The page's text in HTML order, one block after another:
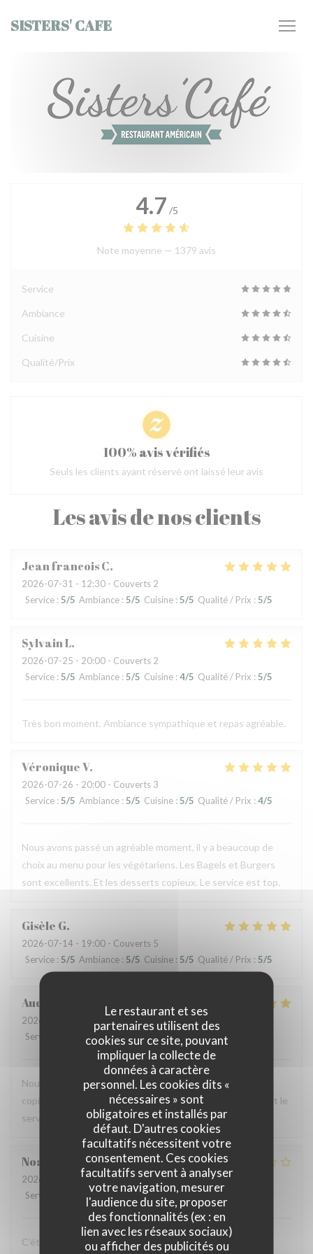
Le restaurant et ses
partenaires utilisent des
cookies sur ce site, pouvant
impliquer la collecte de
données à caractère
personnel. Les cookies dits «
nécessaires » sont
obligatoires et installés par
défaut. D'autres cookies
facultatifs nécessitent votre
consentement. Ces cookies
facultatifs servent à analyser
votre navigation, mesurer
l'audience du site, proposer
des fonctionnalités (ex : en
lien avec les réseaux sociaux)
ou afficher des publicités ou
SISTERS' CAFE
Les avis de nos clients
Jean francoisC
2026-07-31 - 12:30 - Couverts 2
Service : 5/5 Ambiance : 5/5 Cuisine : 5/5 Qualité / Prix : 5/5
SylvainL
2026-07-25 - 20:00 - Couverts 2
Service : 5/5 Ambiance : 5/5 Cuisine : 4/5 Qualité / Prix : 5/5
Très bon moment. Ambiance sympathique et repas agréable.
VéroniqueV
2026-07-26 - 20:00 - Couverts 3
Service : 5/5 Ambiance : 5/5 Cuisine : 5/5 Qualité / Prix : 4/5
Nous avons passé un agréable moment, il y a beaucoup de
choix au menu pour les végétariens. Les Bagels et Burgers
sont excellents. Et les desserts copieux. Le service est top.
Gisèle G
2026-07-14 - 19:00 - Couverts 5
Service : 5/5 Ambiance : 5/5 Cuisine : 5/5 Qualité / Prix : 5/5
Audrey
2026-07-12
- 12:00 - Couverts 2
Service
Ambiance : 4/5 Cuisine: /5 Qualité / Prix
Nous avons testé le Sister's café pour un brunch entre
copines et n'avons pas été déçues : le menu est copieux et le
service très agréable.
Noah
2026-07-07
- 19:30 - Couverts 6
Service
Ambiance : 4/5 Cuisine: 1/5 Qualité / Prix
C’était bon, mais suite à la soirée j’ai fait une violente
4.7 /5
Note moyenne — 1379 avis
Service
Ambiance
Cuisine
Qualité/Prix
100% avis vérifiés
Seuls les clients ayant réservé ont laissé leur avis